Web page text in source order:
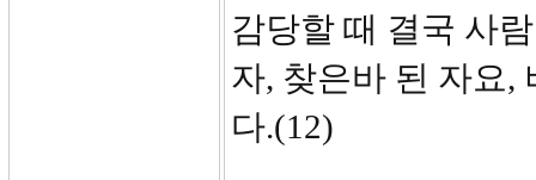
감당할 때 결국 사
자, 찾은바 된 자요,
다.(12)